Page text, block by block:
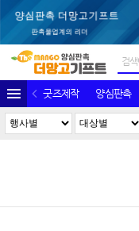
굿즈제작 양심판촉